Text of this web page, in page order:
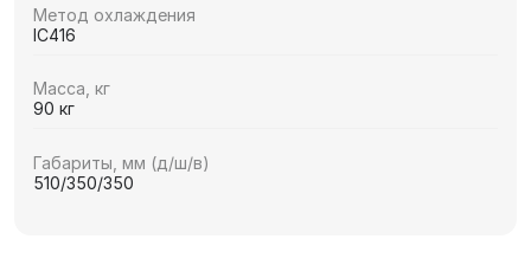
Метод охлаждения
IC416
Масса, кг
90 кг
Габариты, мм (д/ш/в)
510/350/350